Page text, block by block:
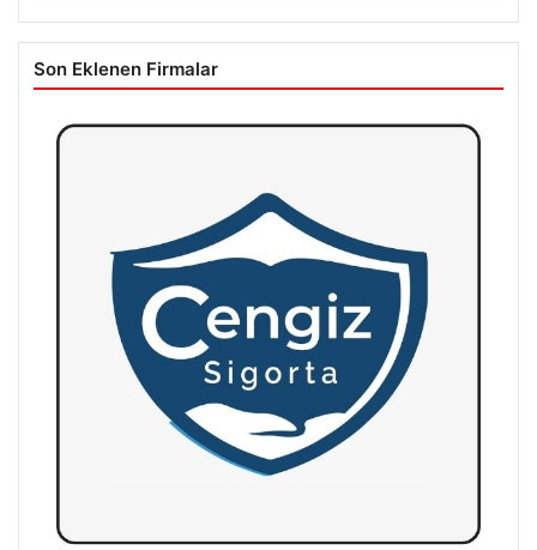
Son Eklenen Firmalar